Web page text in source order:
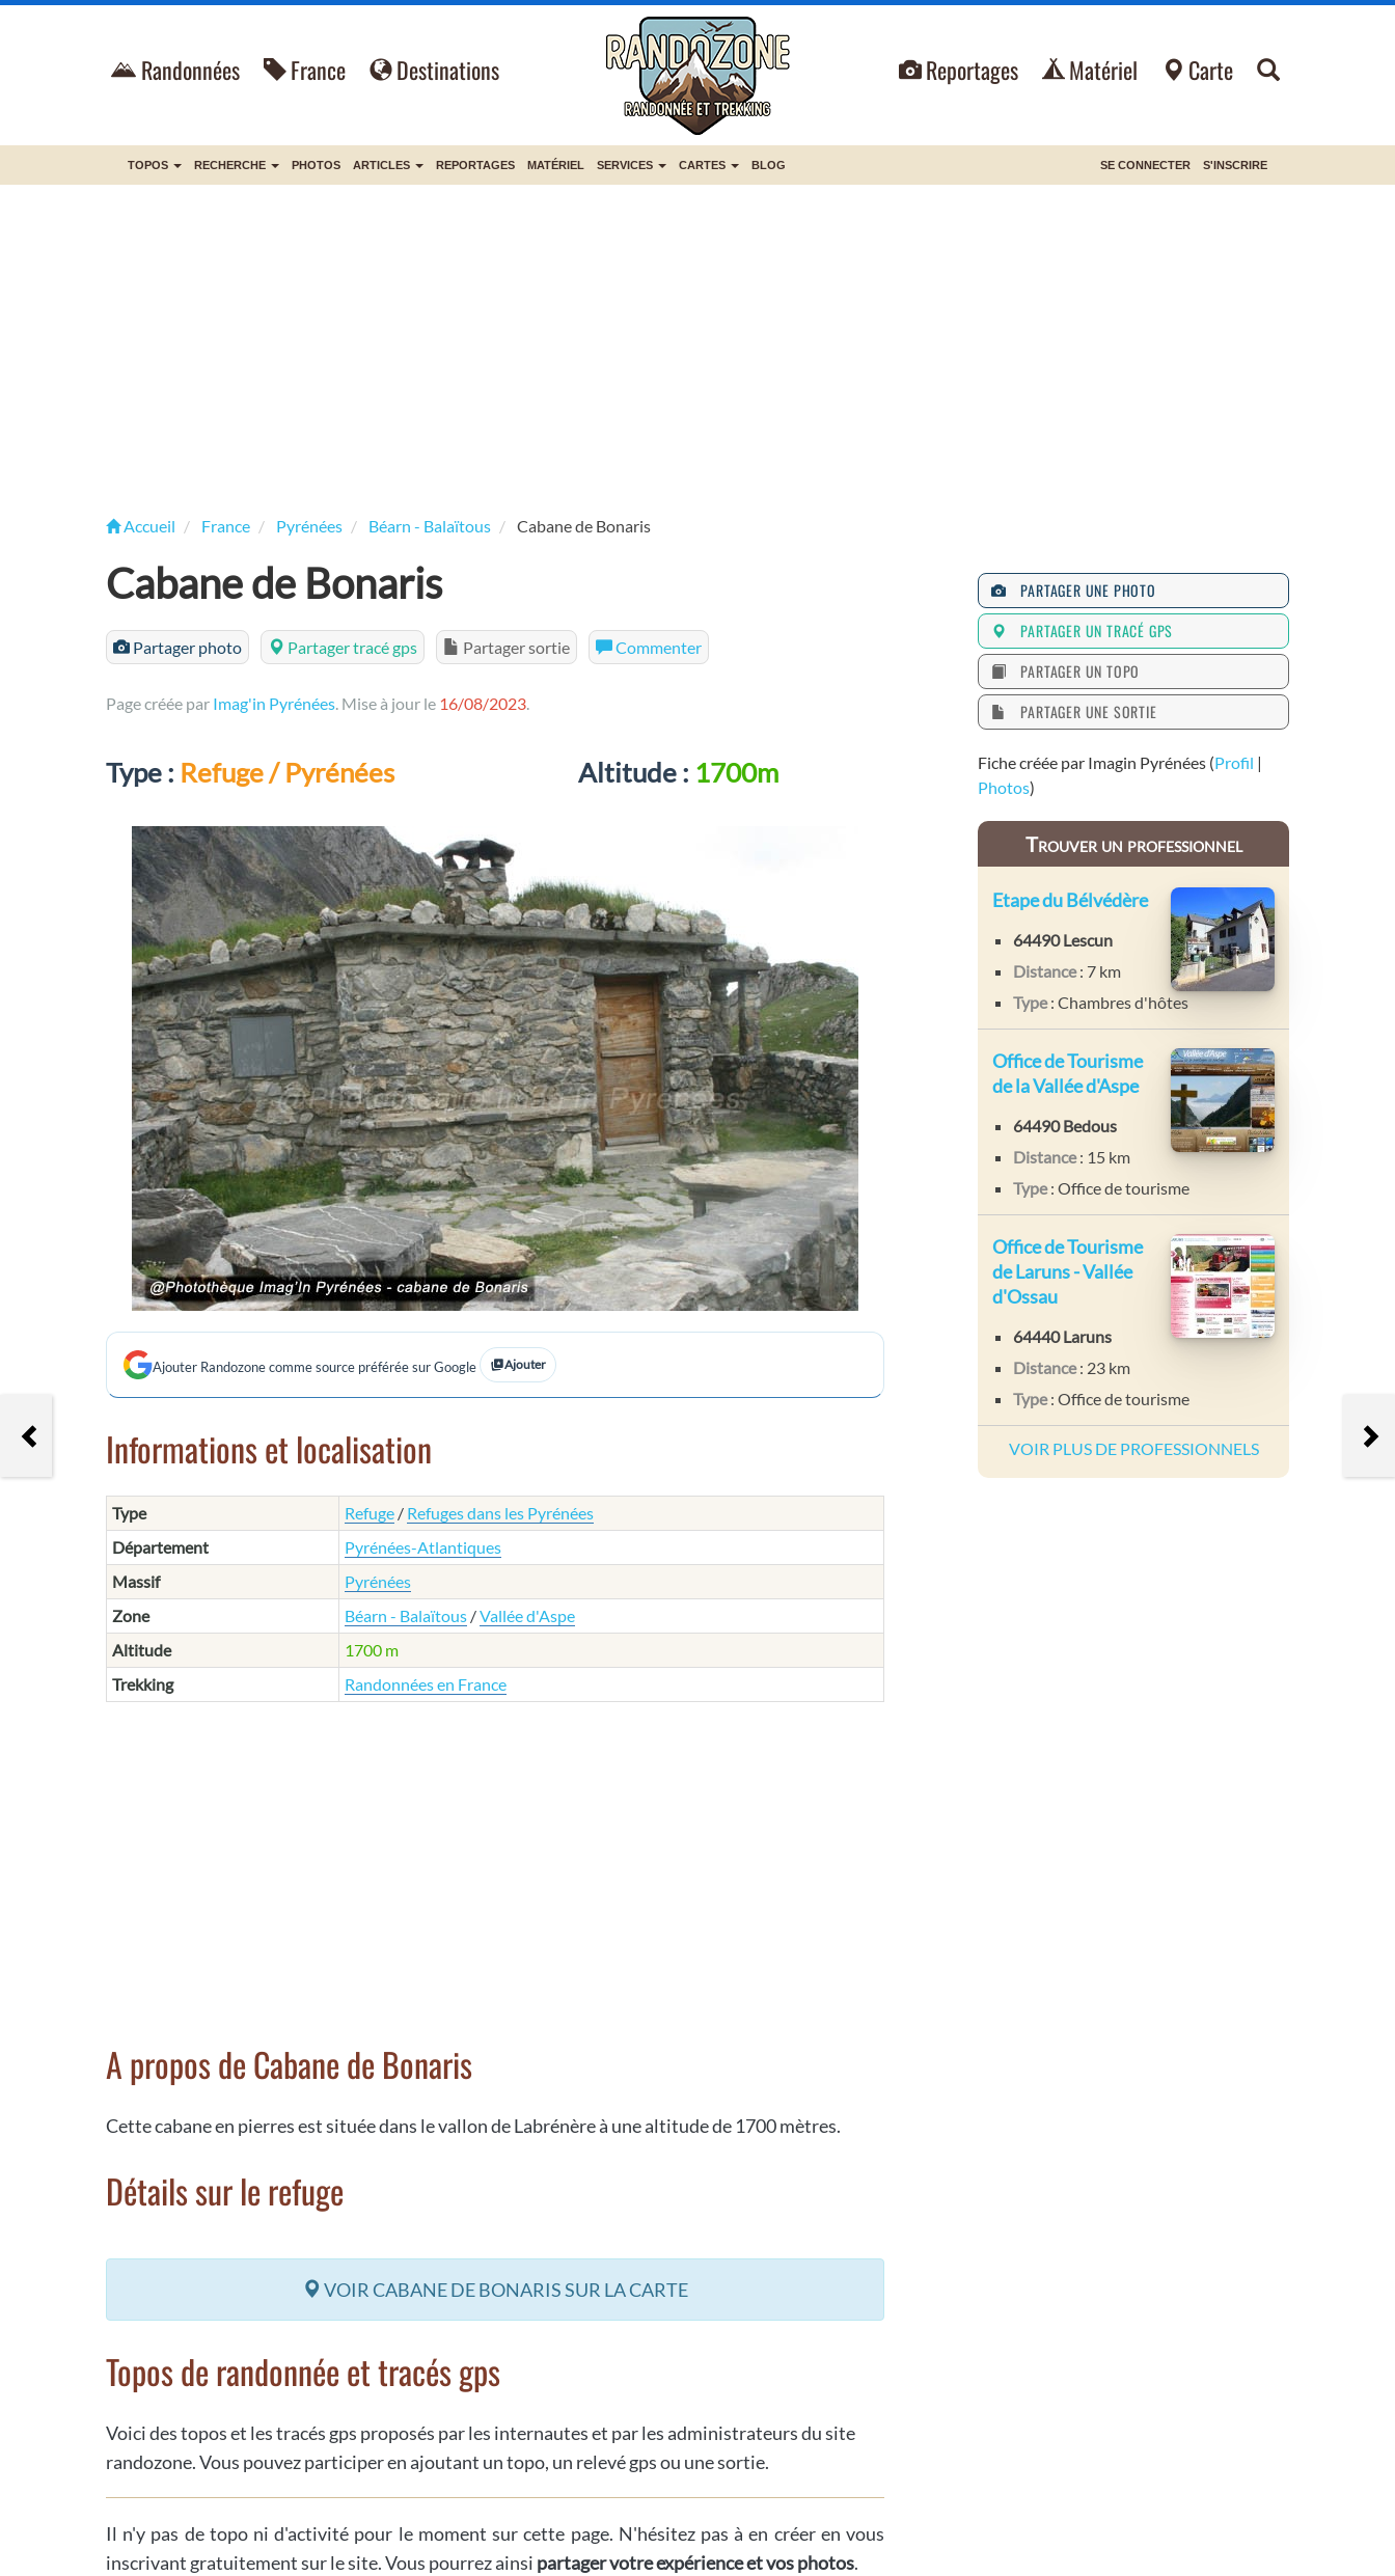
Randonnées France Destinations Reportages Matériel Carte
TOPOS RECHERCHE PHOTOS ARTICLES REPORTAGES MATÉRIEL SERVICES CARTES BLOG SE CONNECTER S'INSCRIRE
Accueil France Pyrénées Béarn - Balaïtous Cabane de Bonaris
Cabane de Bonaris
Partager photo Partager tracé gps Partager sortie Commenter
Page créée par Imag'in Pyrénées. Mise à jour le 16/08/2023.
Type : Refuge / Pyrénées Altitude : 1700m
Ajouter Randozone comme source préférée sur Google Ajouter
Informations et localisation
Type Refuge / Refuges dans les Pyrénées
Département
Pyrénées-Atlantiques
Massif
Pyrénées
Zone
Béarn - Balaïtous /Vallée d'Aspe
Altitude
1700 m
Trekking
Randonnées en France
A propos de Cabane de Bonaris
Cette cabane en pierres est située dans le vallon de Labrénère à une altitude de 1700 mètres.
Détails sur le refuge
VOIR CABANE DE BONARIS SUR LA CARTE
Topos de randonnée et tracés gps
Voici des topos et les tracés gps proposés par les internautes et par les administrateurs du site
randozone. Vous pouvez participer en ajoutant un topo, un relevé gps ou une sortie.
Il n'y pas de topo ni d'activité pour le moment sur cette page. N'hésitez pas à en créer en vous
inscrivant gratuitement sur le site. Vous pourrez ainsi partager votre expérience et vos photos.
PARTAGER UNE PHOTO
PARTAGER UN TRACÉ GPS
PARTAGER UN TOPO
PARTAGER UNE SORTIE
Fiche créée par Imagin Pyrénées (Profil |
Photos)
Trouver un professionnel
Etape du Bélvédère
64490 Lescun
Distance: 7 km
Type: Chambres d'hôtes
Office de Tourisme
de la Vallée d'Aspe
64490 Bedous
Distance: 15 km
Type: Office de tourisme
Office de Tourisme
de Laruns - Vallée
d'Ossau
64440 Laruns
Distance: 23 km
Type: Office de tourisme
VOIR PLUS DE PROFESSIONNELS